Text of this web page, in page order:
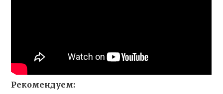
Рекомендуем: